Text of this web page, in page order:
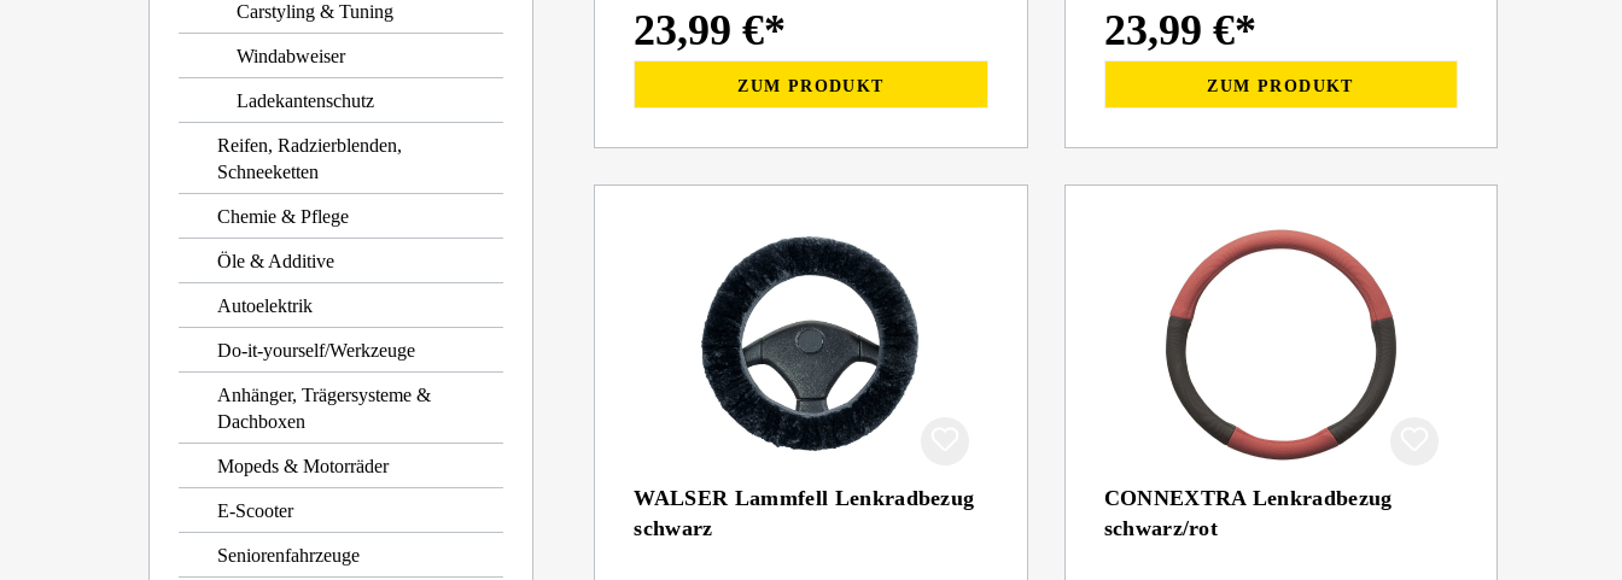
Carstyling & Tuning
Windabweiser
Ladekantenschutz
Reifen, Radzierblenden,
Schneeketten
Chemie & Pflege
Öle & Additive
Autoelektrik
Do-it-yourself/Werkzeuge
Anhänger, Trägersysteme &
Dachboxen
Mopeds & Motorräder
E-Scooter
Seniorenfahrzeuge
23,99 €*
ZUM PRODUKT
23,99 €*
ZUM PRODUKT
WALSER Lammfell Lenkradbezug
schwarz
CONNEXTRA Lenkradbezug
schwarz/rot